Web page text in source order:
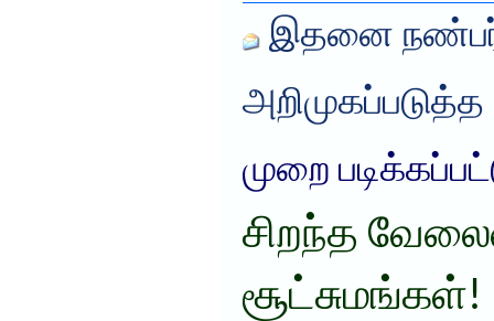
இதனை
அறிமுகப்படுத்த
முறை
சிறந்த
சூட்சுமங்கள்!